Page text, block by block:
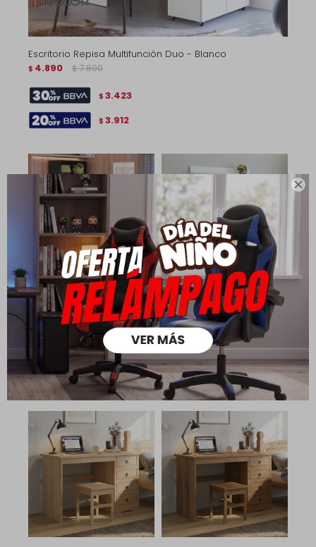

Escritorio Repisa Multifunción Duo - Blanco
$ 4.890 $ 7.890
$ 3.423
$ 3.912
Escritorio Repisa
Multifunción Duo - Negro
$ 4.890 $ 7.890
$ 3.423
$3.912
Escritorio 3 Cajones con
panel para TV - Infinite
$4.990 $ 6.990
$3.493
$3.992